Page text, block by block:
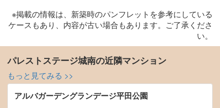
※掲載の情報は、新築時のパンフレットを参考にしている
ケースもあり、内容が古い場合もあります。ご了承くださ
い。
パレストステージ城南の近隣マンション
もっと見てみる >>
アルバガーデングランデージ平田公園